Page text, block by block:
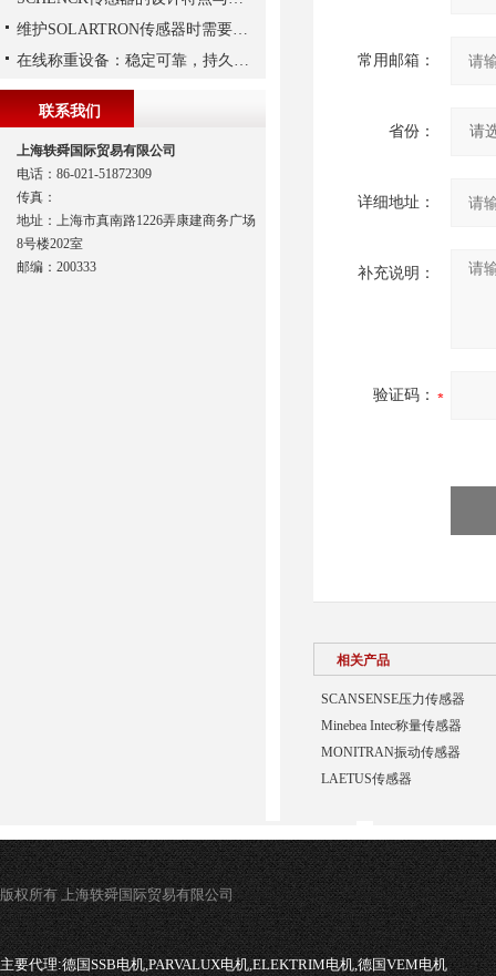
常用邮箱：
省份：
详细地址：
补充说明：
验证码：
相关产品
SCANSENSE压力传感器
Minebea Intec称量传感器
MONITRAN振动传感器
LAETUS传感器
维护SOLARTRON传感器时需要注意以下技巧
在线称重设备：稳定可靠，持久保障生产质量
联系我们
上海轶舜国际贸易有限公司
电话：86-021-51872309
传真：
地址：上海市真南路1226弄康建商务广场
8号楼202室
邮编：200333
版权所有 上海轶舜国际贸易有限公司
主要代理:德国SSB电机,PARVALUX电机,ELEKTRIM电机,德国VEM电机